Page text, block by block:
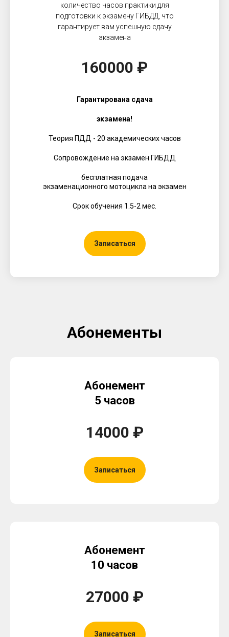
количество часов практики для
подготовки к экзамену ГИБДД, что
гарантирует вам успешную сдачу
экзамена
160000 ₽
Гарантирована сдача
экзамена!
Теория ПДД - 20 академических часов
Сопровождение на экзамен ГИБДД
бесплатная подача
экзаменационного мотоцикла на экзамен
Срок обучения 1.5-2 мес.
Записаться
Абонементы
Абонемент
5 часов
14000 ₽
Записаться
Абонемент
10 часов
27000 ₽
Записаться